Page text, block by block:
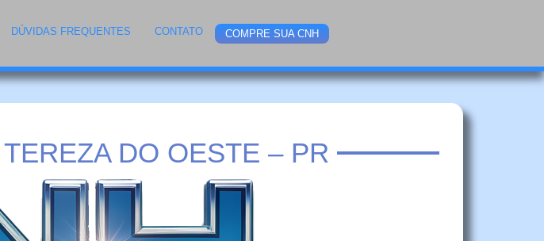
DÚVIDAS FREQUENTES CONTATO COMPRE SUA CNH
DO OESTE – PR